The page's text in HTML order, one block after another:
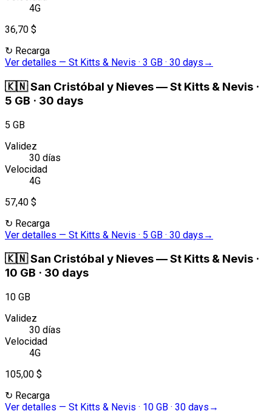
4G
36,70 $
↻ Recarga
Ver detalles — St Kitts & Nevis · 3 GB · 30 days →
🇰🇳San Cristóbal y Nieves—St Kitts & Nevis ·
5 GB · 30 days
5 GB
Validez
30 días
Velocidad
4G
57,40 $
↻ Recarga
Ver detalles — St Kitts & Nevis · 5 GB · 30 days →
🇰🇳San Cristóbal y Nieves—St Kitts & Nevis ·
10 GB · 30 days
10 GB
Validez
30 días
Velocidad
4G
105,00 $
↻ Recarga
Ver detalles — St Kitts & Nevis · 10 GB · 30 days →